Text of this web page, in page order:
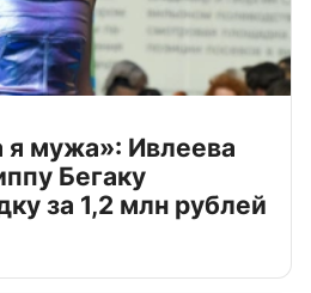
я мужа»: Ивлеева
Бегаку
за 1,2 млн рублей